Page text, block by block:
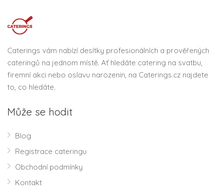
Caterings vám nabízí desítky profesionálních a prověřených
cateringů na jednom místě. Ať hledáte catering na svatbu,
firemní akci nebo oslavu narozenin, na Caterings.cz najdete
to, co hledáte.
Může se hodit
Blog
Registrace cateringu
Obchodní podmínky
Kontakt